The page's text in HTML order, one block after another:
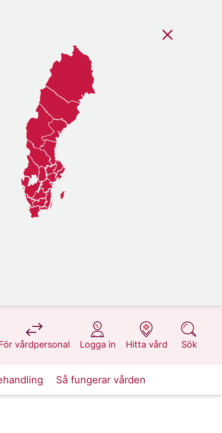
vårdpersonal
på 1177.se
Logga in
på 1177.se
Hitta vård
på 1177.se
Sök
på 1177.se
Så fungerar vården